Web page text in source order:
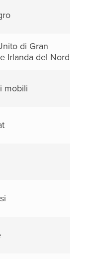
di Gran
Irlanda del Nord
mobili